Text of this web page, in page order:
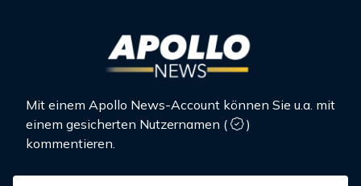
Mit einem Apollo News-Account können Sie u.a. mit
einem gesicherten Nutzernamen (
)
kommentieren.